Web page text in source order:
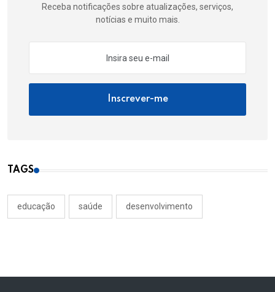
Receba notificações sobre atualizações, serviços,
notícias e muito mais.
Inscrever-me
TAGS
educação saúde desenvolvimento